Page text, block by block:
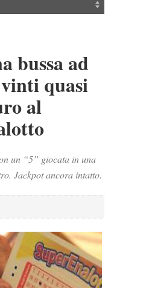
bussa ad
quasi
al
un “5” giocata in una
Jackpot ancora intatto.